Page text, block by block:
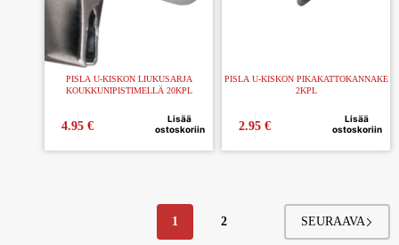
PISLA U-KISKON LIUKUSARJA
KOUKKUNIPISTIMELLÄ 20KPL
4.95€
Lisää
ostoskoriin
PISLA U-KISKON PIKAKATTOKANNAKE
2KPL
2.95€
Lisää
ostoskoriin
1 2